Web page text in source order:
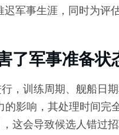
军事生涯，同时为评
了军事准备状
，训练周期、舰船日
的影响，其处理时间完
这会导致候选人错过